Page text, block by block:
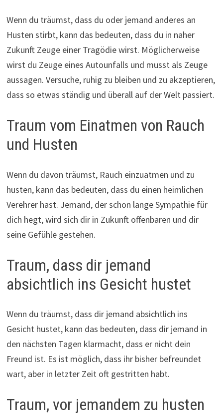
Wenn du träumst, dass du oder jemand anderes an
Husten stirbt, kann das bedeuten, dass du in naher
Zukunft Zeuge einer Tragödie wirst. Möglicherweise
wirst du Zeuge eines Autounfalls und musst als Zeuge
aussagen. Versuche, ruhig zu bleiben und zu akzeptieren,
dass so etwas ständig und überall auf der Welt passiert.
Traum vom Einatmen von Rauch
und Husten
Wenn du davon träumst, Rauch einzuatmen und zu
husten, kann das bedeuten, dass du einen heimlichen
Verehrer hast. Jemand, der schon lange Sympathie für
dich hegt, wird sich dir in Zukunft offenbaren und dir
seine Gefühle gestehen.
Traum, dass dir jemand
absichtlich ins Gesicht hustet
Wenn du träumst, dass dir jemand absichtlich ins
Gesicht hustet, kann das bedeuten, dass dir jemand in
den nächsten Tagen klarmacht, dass er nicht dein
Freund ist. Es ist möglich, dass ihr bisher befreundet
wart, aber in letzter Zeit oft gestritten habt.
Traum, vor jemandem zu husten